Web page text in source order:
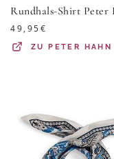
49,95€
ZUPETER HAHN